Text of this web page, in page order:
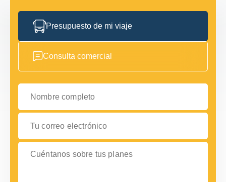
Presupuesto de mi viaje
Consulta comercial
Nombre completo
Tu correo electrónico
Cuéntanos sobre tus planes